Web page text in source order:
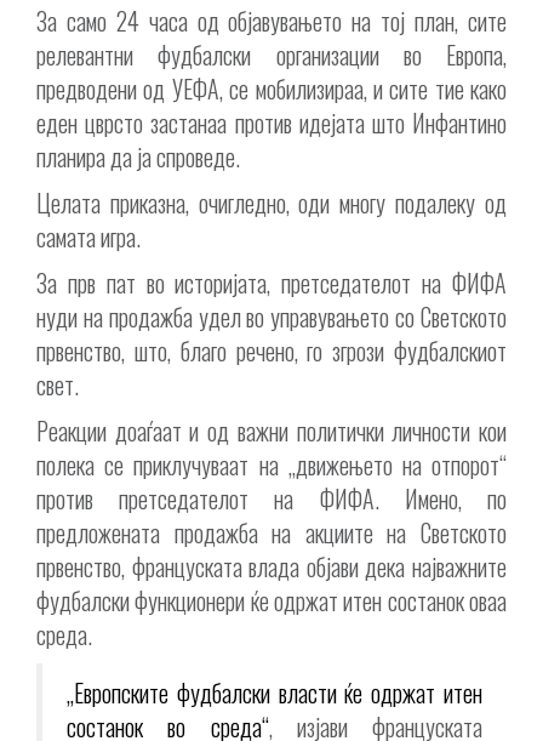
За само 24 часа од објавувањето на тој план, сите
релевантни фудбалски организации во Европа,
предводени од УЕФА, се мобилизираа, и сите тие како
еден цврсто застанаа против идејата што Инфантино
планира да ја спроведе.
Целата приказна, очигледно, оди многу подалеку од
самата игра.
За прв пат во историјата, претседателот на ФИФА
нуди на продажба удел во управувањето со Светското
првенство, што, благо речено, го згрози фудбалскиот
свет.
Реакции доаѓаат и од важни политички личности кои
полека се приклучуваат на „движењето на отпорот“
против претседателот на ФИФА. Имено, по
предложената продажба на акциите на Светското
првенство, француската влада објави дека најважните
фудбалски функционери ќе одржат итен состанок оваа
среда.
„Европските фудбалски власти ќе одржат итен
состанок во среда“, изјави француската